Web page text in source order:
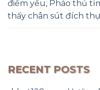
điểm yếu, Pháo thủ
thấy chân sút đích
RECENT POSTS